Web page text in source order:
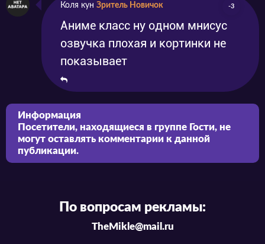
Коля кун Зритель Новичок -3
Аниме класс ну одном мнисус
озвучка плохая и кортинки не
показывает
Информация
Посетители, находящиеся в группе Гости, не
могут оставлять комментарии к данной
публикации.
По вопросам рекламы:
TheMikle@mail.ru